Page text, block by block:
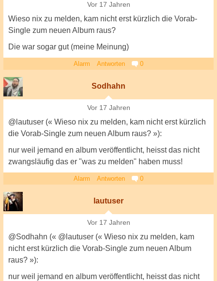
Vor 17 Jahren
Wieso nix zu melden, kam nicht erst kürzlich die Vorab-
Single zum neuen Album raus?
Die war sogar gut (meine Meinung)
Alarm Antworten 0
Sodhahn
Vor 17 Jahren
@lautuser (« Wieso nix zu melden, kam nicht erst kürzlich
die Vorab-Single zum neuen Album raus? »):
nur weil jemand en album veröffentlicht, heisst das nicht
zwangsläufig das er "was zu melden" haben muss!
Alarm Antworten 0
lautuser
Vor 17 Jahren
@Sodhahn (« @lautuser (« Wieso nix zu melden, kam
nicht erst kürzlich die Vorab-Single zum neuen Album
raus? »):
nur weil jemand en album veröffentlicht, heisst das nicht